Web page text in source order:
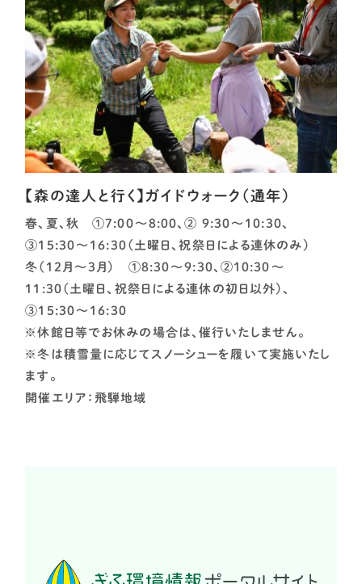
【森の達人と行く】ガイドウォーク（通年）
春、夏、秋 ①7:00～8:00、② 9:30～10:30、
③15:30～16:30（土曜日、祝祭日による連休のみ）
冬（12月～3月） ①8:30～9:30、②10:30～
11:30（土曜日、祝祭日による連休の初日以外）、
③15:30～16:30
※休館日等でお休みの場合は、催行いたしません。
※冬は積雪量に応じてスノーシューを履いて実施いたし
ます。
開催エリア：飛騨地域